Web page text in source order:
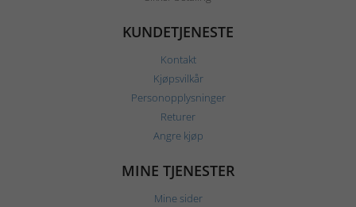
KUNDETJENESTE
Kontakt
Kjøpsvilkår
Personopplysninger
Returer
Angre kjøp
MINE TJENESTER
Mine sider